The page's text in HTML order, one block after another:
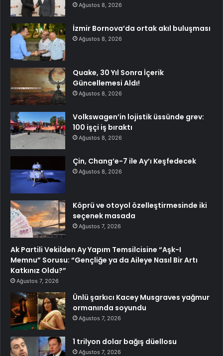
Ağustos 8, 2026
İzmir Bornova’da ortak akıl buluşması
Ağustos 8, 2026
Quake, 30 Yıl Sonra İçerik
Güncellemesi Aldı!
Ağustos 8, 2026
Volkswagen’in lojistik üssünde grev:
100 işçi iş bıraktı
Ağustos 8, 2026
Çin, Chang’e-7 ile Ay’ı Keşfedecek
Ağustos 8, 2026
Köprü ve otoyol özelleştirmesinde iki
seçenek masada
Ağustos 7, 2026
Ak Partili Vekilden Ay Yapım Temsilcisine “Aşk-I
Memnu” Sorusu: “Gençliğe ya da Aileye Nasıl Bir Artı
Katkınız Oldu?”
Ağustos 7, 2026
Ünlü şarkıcı Kacey Musgraves yağmur
ormanında soyundu
Ağustos 7, 2026
1 trilyon dolar bağış düellosu
Ağustos 7, 2026